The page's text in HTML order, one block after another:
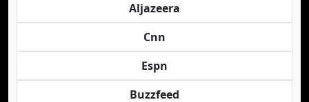
Aljazeera
Cnn
Espn
Buzzfeed